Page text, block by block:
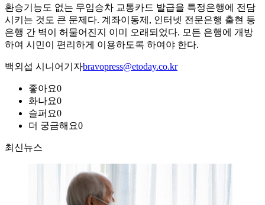
환승기능도 없는 무임승차 교통카드 발급을 특정은행에 전담
시키는 것도 큰 문제다. 계좌이동제, 인터넷 전문은행 출현 등
은행 간 벽이 허물어진지 이미 오래되었다. 모든 은행에 개방
하여 시민이 편리하게 이용하도록 하여야 한다.
백외섭 시니어기자bravopress@etoday.co.kr
좋아요0
화나요0
슬퍼요0
더 궁금해요0
최신뉴스